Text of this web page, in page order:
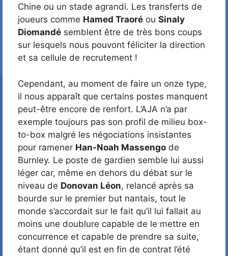
Chine ou un stade agrandi. Les transferts de
joueurs comme Hamed Traoré ou Sinaly
Diomandé semblent être de très bons coups
sur lesquels nous pouvont féliciter la direction
et sa cellule de recrutement !
Cependant, au moment de faire un onze type,
il nous apparaît que certains postes manquent
peut-être encore de renfort. L’AJA n’a par
exemple toujours pas son profil de milieu box-
to-box malgré les négociations insistantes
pour ramener Han-Noah Massengo de
Burnley. Le poste de gardien semble lui aussi
léger car, même en dehors du débat sur le
niveau de Donovan Léon, relancé après sa
bourde sur le premier but nantais, tout le
monde s’accordait sur le fait qu’il lui fallait au
moins une doublure capable de le mettre en
concurrence et capable de prendre sa suite,
étant donné qu’il est en fin de contrat l’été